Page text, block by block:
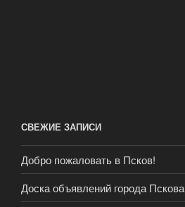
СВЕЖИЕ ЗАПИСИ
Добро пожаловать в Псков!
Доска объявлений города Пскова